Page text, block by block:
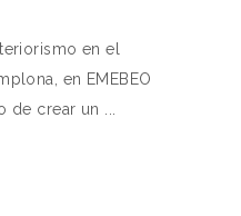
en el
en EMEBEO
de crear un